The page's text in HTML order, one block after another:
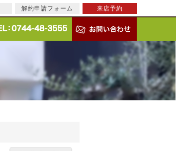
解約申請フォーム 来店予約